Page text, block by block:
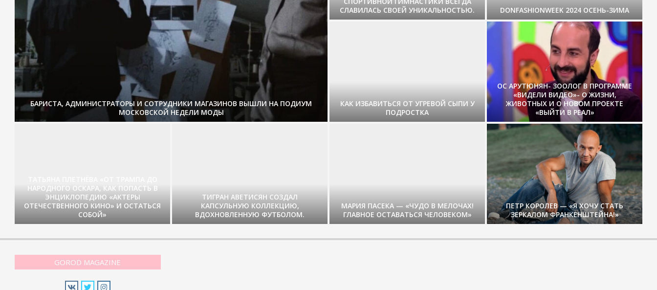
БАРИСТА, АДМИНИСТРАТОРЫ И СОТРУДНИКИ МАГАЗИНОВ ВЫШЛИ НА ПОДИУМ
МОСКОВСКОЙ НЕДЕЛИ МОДЫ
СЛАВИЛАСЬ СВОЕЙ УНИКАЛЬНОСТЬЮ.
DONFASHIONWEEK 2024 ОСЕНЬ-ЗИМА
КАК ИЗБАВИТЬСЯ ОТ УГРЕВОЙ СЫПИ У
ПОДРОСТКА
ОС АРУТЮНЯН- ЗООЛОГ В ПРОГРАММЕ
«ВИДЕЛИ ВИДЕО»- О ЖИЗНИ,
ЖИВОТНЫХ И О НОВОМ ПРОЕКТЕ
«ВЫЙТИ В РЕАЛ»
НАРОДНОГО ОСКАРА, КАК ПОПАСТЬ В
ЭНЦИКЛОПЕДИЮ «АКТЕРЫ
ОТЕЧЕСТВЕННОГО КИНО» И ОСТАТЬСЯ
СОБОЙ»
ТИГРАН АВЕТИСЯН СОЗДАЛ
КАПСУЛЬНУЮ КОЛЛЕКЦИЮ,
ВДОХНОВЛЕННУЮ ФУТБОЛОМ.
МАРИЯ ПАСЕКА — «ЧУДО В МЕЛОЧАХ!
ГЛАВНОЕ ОСТАВАТЬСЯ ЧЕЛОВЕКОМ»
ПЕТР КОРОЛЕВ — «Я ХОЧУ СТАТЬ
ЗЕРКАЛОМ ФРАНКЕНШТЕЙНА!»
GOROD MAGAZINE